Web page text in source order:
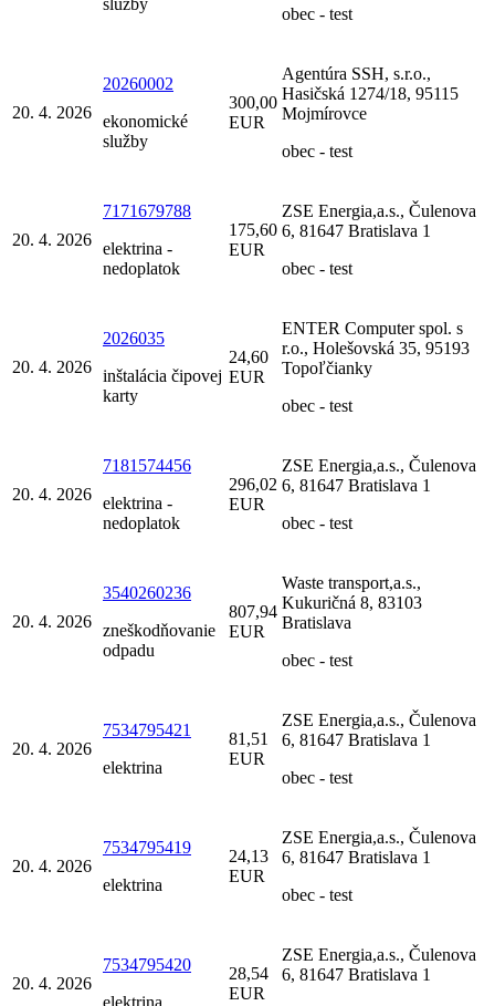
obec - test
20. 4. 2026
20260002
ekonomické
služby
300,00
EUR
Agentúra SSH, s.r.o.,
Hasičská 1274/18, 95115
Mojmírovce
obec - test
20. 4. 2026
7171679788
elektrina -
nedoplatok
175,60
EUR
ZSE Energia,a.s., Čulenova
6, 81647 Bratislava 1
obec - test
20. 4. 2026
2026035
inštalácia čipovej
karty
24,60
EUR
ENTER Computer spol. s
r.o., Holešovská 35, 95193
Topoľčianky
obec - test
20. 4. 2026
7181574456
elektrina -
nedoplatok
296,02
EUR
ZSE Energia,a.s., Čulenova
6, 81647 Bratislava 1
obec - test
20. 4. 2026
3540260236
zneškodňovanie
odpadu
807,94
EUR
Waste transport,a.s.,
Kukuričná 8, 83103
Bratislava
obec - test
20. 4. 2026
7534795421
elektrina
81,51
EUR
ZSE Energia,a.s., Čulenova
6, 81647 Bratislava 1
obec - test
20. 4. 2026
7534795419
elektrina
24,13
EUR
ZSE Energia,a.s., Čulenova
6, 81647 Bratislava 1
obec - test
20. 4. 2026
7534795420
elektrina
28,54
EUR
ZSE Energia,a.s., Čulenova
6, 81647 Bratislava 1